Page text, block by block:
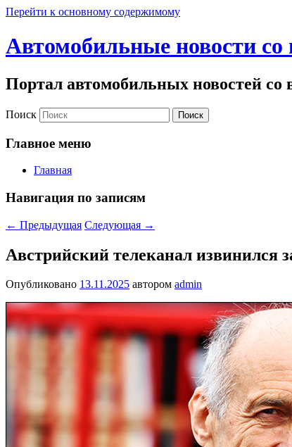
Перейти к основному содержимому
Автомобильные новости со
Портал автомобильных новостей со
Поиск
Главное меню
Главная
Навигация по записям
← Предыдущая Следующая →
Австрийский телеканал извинился
Опубликовано 13.11.2025 автором admin